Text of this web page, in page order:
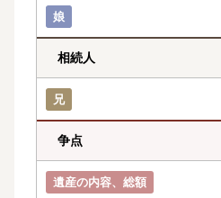
娘
相続人
兄
争点
遺産の内容、総額